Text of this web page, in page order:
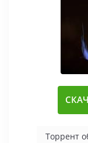
Торрент